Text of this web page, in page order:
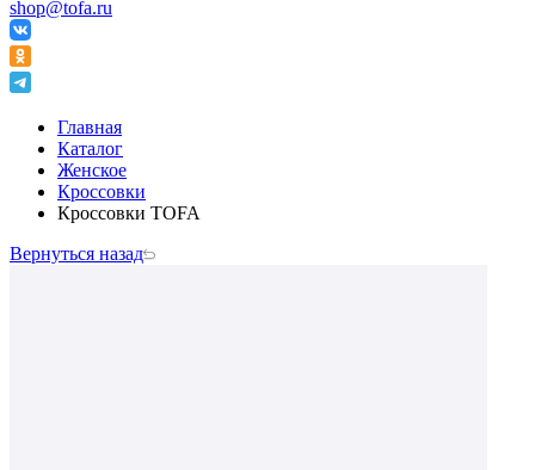
shop@tofa.ru
Главная
Каталог
Женское
Кроссовки
Кроссовки TOFA
Вернуться назад